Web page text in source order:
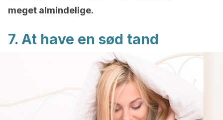
meget almindelige.
7. At have en sød tand